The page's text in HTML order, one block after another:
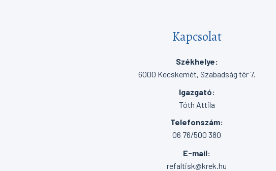
Kapcsolat
Székhelye:
6000 Kecskemét, Szabadság tér 7.
Igazgató:
Tóth Attila
Telefonszám:
06 76/500 380
E-mail:
refaltisk@krek.hu